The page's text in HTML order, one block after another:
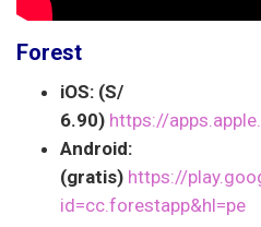
Forest
iOS: (S/
6.90) https://
Android:
(gratis) https://
id=cc.forestapp&hl=pe